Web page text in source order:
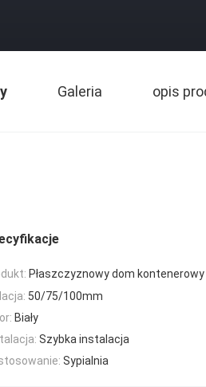
Galeria opis
Płaszczyznowy dom kontenerowy
50/75/100mm
Biały
Szybka instalacja
Sypialnia